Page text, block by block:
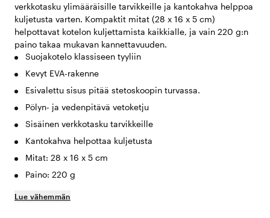
verkkotasku ylimääräisille tarvikkeille ja kantokahva helppoa
kuljetusta varten. Kompaktit mitat (28 x 16 x 5 cm)
helpottavat kotelon kuljettamista kaikkialle, ja vain 220 g:n
paino takaa mukavan kannettavuuden.
Suojakotelo klassiseen tyyliin
Kevyt EVA-rakenne
Esivalettu sisus pitää stetoskoopin turvassa.
Pölyn- ja vedenpitävä vetoketju
Sisäinen verkkotasku tarvikkeille
Kantokahva helpottaa kuljetusta
Mitat: 28 x 16 x 5 cm
Paino: 220 g
Lue vähemmän